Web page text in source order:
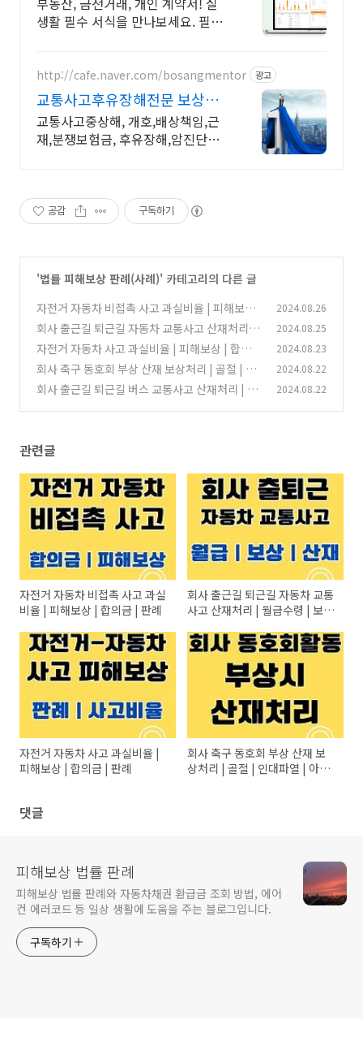
생활 필수 서식을 만나보세요. 필요
http://cafe.naver.com/bosangmentor 광고
교통사고후유장해전문 보상멘
토 교통사고 중상해 보험분쟁해
결
교통사고중상해, 개호,배상책임,근
재,분쟁보험금, 후유장해,암진단비,
공감 구독하기
'법률 피해보상 판례(사례)' 카테고리의 다른 글
자전거 자동차 비접촉 사고 과실비율 | 피해보상 |
합의금 | 판례
(0)
2024.08.26
회사 출근길 퇴근길 자동차 교통사고 산재처리 |
월급수령 | 보상방법 | 휴직일수 | 병가일수
(0)
2024.08.25
자전거 자동차 사고 과실비율 | 피해보상 | 합의금
| 판례 (0)
2024.08.23
회사 축구 동호회 부상 산재 보상처리 | 골절 | 인
대파열 | 아킬레스건 파열
(0)
2024.08.22
회사 출근길 퇴근길 버스 교통사고 산재처리 | 보
2024.08.22
관련글
자전거 자동차 비접촉 사고 과실
비율 | 피해보상 | 합의금 | 판례
회사 출근길 퇴근길 자동차 교통
사고 산재처리 | 월급수령 | 보상
자전거 자동차 사고 과실비율 |
피해보상 | 합의금 | 판례
회사 축구 동호회 부상 산재 보
상처리 | 골절 | 인대파열 | 아킬
댓글
피해보상 법률 판례
피해보상 법률 판례와 자동차채권 환급금 조회 방법, 에어
컨 에러코드 등 일상 생활에 도움을 주는 블로그입니다.
구독하기